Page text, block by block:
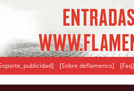
publicidad] [Sobre deflamenco] [Faq]